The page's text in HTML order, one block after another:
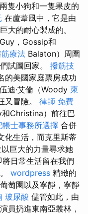
隻小狗和一隻果皮的
在蘆葦風中，它是由
大的耐心製成的。
，Gossip和
療法 Balaton）周圍
試圖回家。 撥筋技
的美國家庭票房成功
伍迪·艾倫（Woody 柬
又冒險。 律師 免費
Christina）前往巴
帳士事務所選擇 合併
化生活，而克里斯蒂
巨大的力量尋求她
日常生活留在我們
wordpress 精緻的
萄園以及寧靜，寧靜
玻尿酸 儘管如此，由
員扔進東南亞叢林，